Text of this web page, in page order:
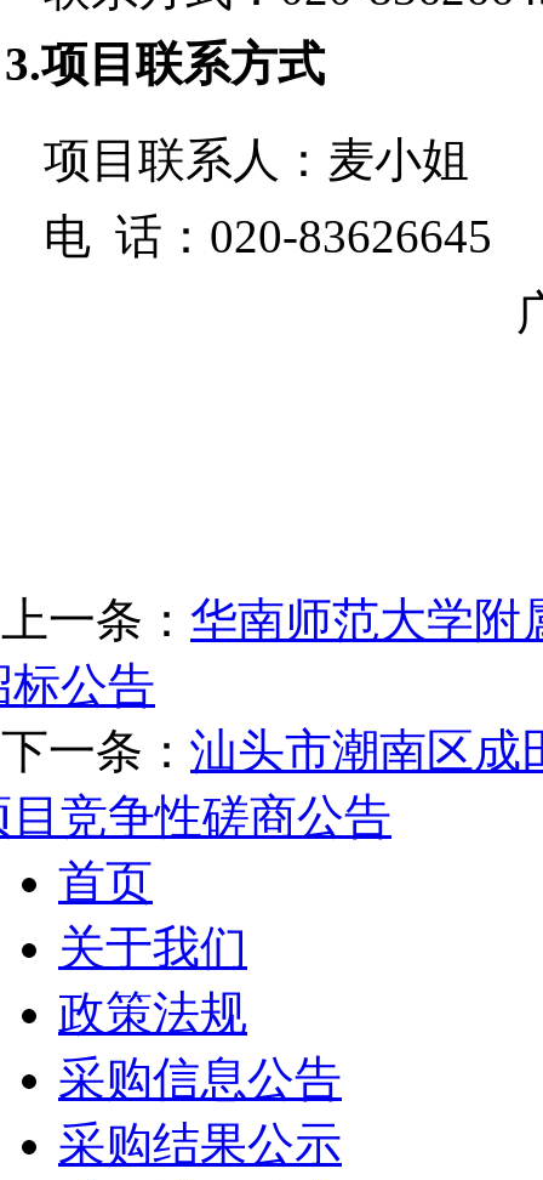
3.项目联系方式
项目联系人： 麦小姐
电 话： 020-83626645
上一条： 华南师范大学附
标公告
下一条： 汕头市潮南区成
目竞争性磋商公告
首页
关于我们
政策法规
采购信息公告
采购结果公示